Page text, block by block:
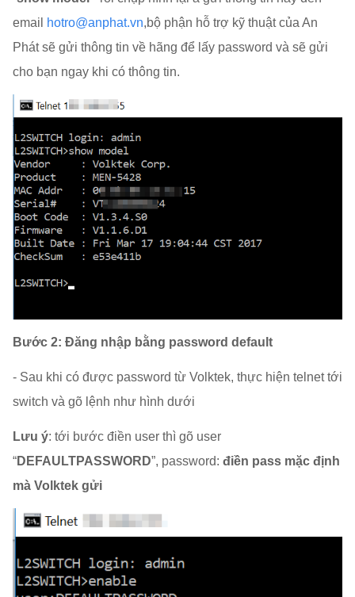
email
hotro@anphat.vn,bộ phận hỗ trợ kỹ thuật của An
Phát sẽ gửi thông tin về hãng để lấy password và sẽ gửi
cho bạn ngay khi có thông tin.
Bước 2: Đăng nhập bằng password default
- Sau khi có được password từ Volktek, thực hiện telnet tới
switch và gõ lệnh như hình dưới
Lưu ý: tới bước điền user thì gõ user
“DEFAULTPASSWORD”, password: điền pass mặc định
mà Volktek gửi